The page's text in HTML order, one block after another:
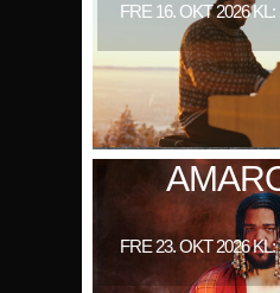
FRE 16. OKT 2026
FRE 23. OKT 2026